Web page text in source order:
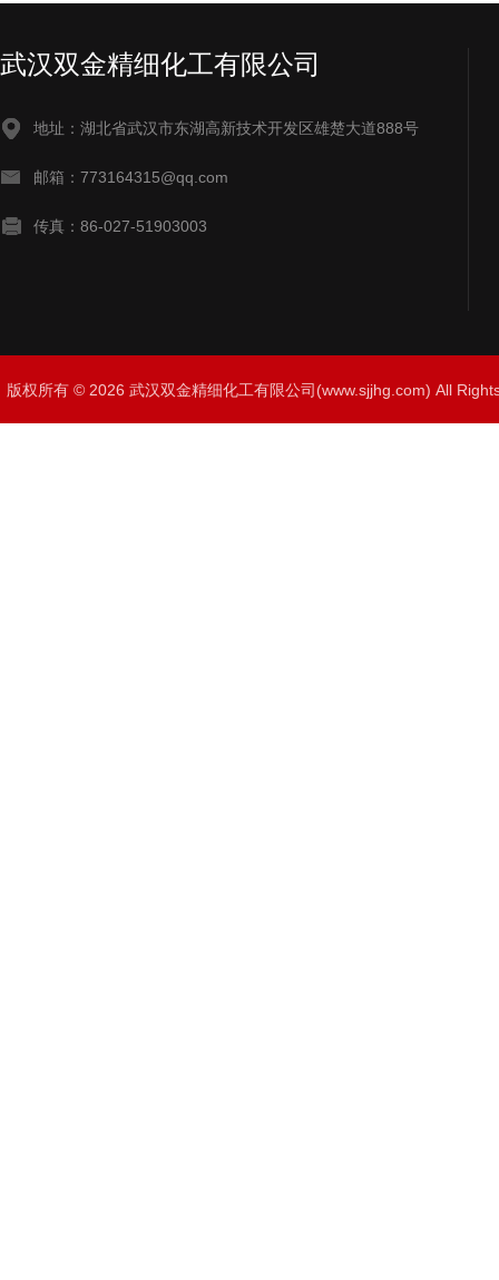
武汉双金精细化工有限公司
地址：湖北省武汉市东湖高新技术开发区雄楚大道888号
邮箱：773164315@qq.com
传真：86-027-51903003
版权所有 © 2026 武汉双金精细化工有限公司(www.sjjhg.com) All